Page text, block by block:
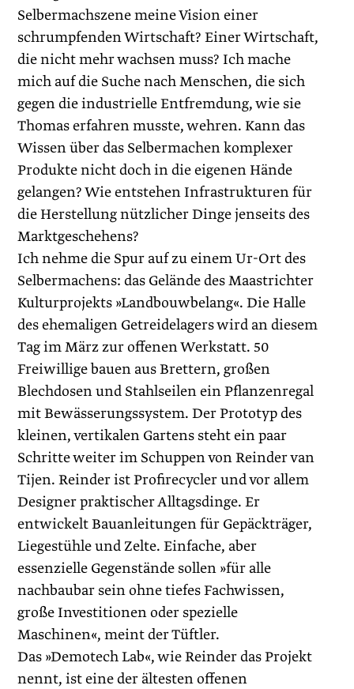
Selbermachszene meine Vision einer
schrumpfenden Wirtschaft? Einer Wirtschaft,
die nicht mehr wachsen muss? Ich mache
mich auf die Suche nach Menschen, die sich
gegen die industrielle Entfremdung, wie sie
Thomas erfahren musste, wehren. Kann das
Wissen über das Selbermachen komplexer
Produkte nicht doch in die eigenen Hände
gelangen? Wie entstehen Infrastrukturen für
die Herstellung nützlicher Dinge jenseits des
Marktgeschehens?
Ich nehme die Spur auf zu einem Ur-Ort des
Selbermachens: das Gelände des Maastrichter
Kulturprojekts »Landbouwbelang«. Die Halle
des ehemaligen Getreidelagers wird an diesem
Tag im März zur offenen Werkstatt. 50
Freiwillige bauen aus Brettern, großen
Blechdosen und Stahlseilen ein Pflanzenregal
mit Bewässerungssystem. Der Prototyp des
kleinen, vertikalen Gartens steht ein paar
Schritte weiter im Schuppen von Reinder van
Tijen. Reinder ist Profirecycler und vor allem
Designer praktischer Alltagsdinge. Er
entwickelt Bauanleitungen für Gepäckträger,
Liegestühle und Zelte. Einfache, aber
essenzielle Gegenstände sollen »für alle
nachbaubar sein ohne tiefes Fachwissen,
große Investitionen oder spezielle
Maschinen«, meint der Tüftler.
Das »Demotech Lab«, wie Reinder das Projekt
nennt, ist eine der ältesten offenen